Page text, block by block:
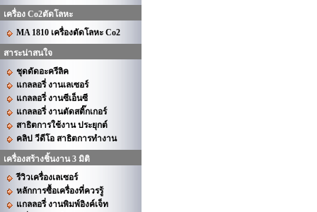
เครื่อง Co2ตัดโลหะ
MA 1810 เครื่องตัดโลหะ Co2
สาระน่าสนใจ
ชุดดัดอะครีลิค
แกลลอรี่ งานเลเซอร์
แกลลอรี่ งานซีเอ็นซี
แกลลอรี่ งานตัดสติ๊กเกอร์
สาธิตการใช้งาน ประยุกต์
คลิป วีดีโอ สาธิตการทำงาน
เครื่องสร้างชิ้นงาน 3 มิติ
รีวิวเครื่องเลเซอร์
หลักการซื้อเครื่องที่ควรรู้
แกลลอรี่ งานพิมพ์อิงค์เจ็ท